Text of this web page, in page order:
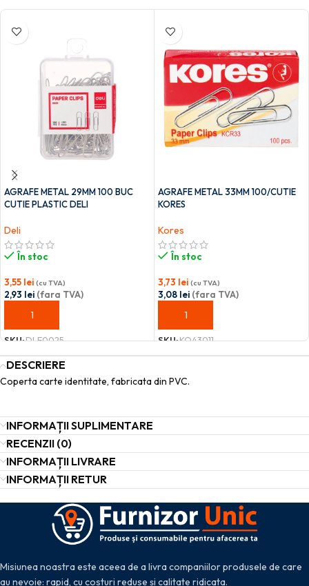
AGRAFE METAL 29MM 100 BUC
CUTIE PLASTIC DELI
Deli
În stoc
3,55 lei (cu TVA)
2,93 lei (fara TVA)
ADAUGĂ ÎN COȘ
SKU:DLE0025
AGRAFE METAL 33MM 100/CUTIE
KORES
Kores
În stoc
3,73 lei (cu TVA)
3,08 lei (fara TVA)
ADAUGĂ ÎN COȘ
SKU:KO43011
DESCRIERE
Coperta carte identitate, fabricata din PVC.
INFORMAȚII SUPLIMENTARE
RECENZII (0)
INFORMAȚII LIVRARE
INFORMAȚII RETUR
Misiunea noastra este aceea de a livra companiilor produsele de care
au nevoie: rapid, cu costuri reduse și calitate ridicata.